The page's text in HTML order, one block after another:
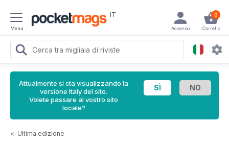
Menu
IT 0
Carrello
Accesso
Attualmente si sta visualizzando la
versione Italy del sito.
Volete passare al vostro sito
locale?
< Ultima edizione